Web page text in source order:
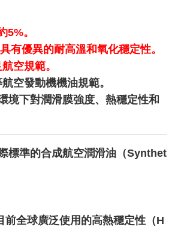
。
優異的耐高溫和氧化穩定性。
空規範。
空發動機機油規範。
境下對潤滑膜強度、熱穩定性和
標準的合成航空潤滑油（Synthet
全球廣泛使用的高熱穩定性（H